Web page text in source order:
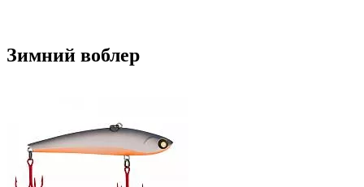
Зимний воблер